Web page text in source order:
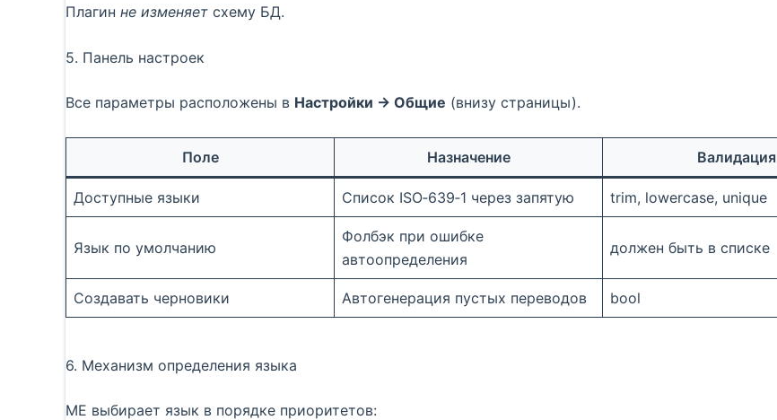
Плагин не изменяет схему БД.
5. Панель настроек
Все параметры расположены в Настройки → Общие (внизу страницы).
Поле Назначение Валидация
Доступные языки Список ISO‑639‑1 через запятую trim, lowercase, unique
Язык по умолчанию
Фолбэк при ошибке
автоопределения
должен быть в списке
Создавать черновики Автогенерация пустых переводов bool
6. Механизм определения языка
ME выбирает язык в порядке приоритетов: